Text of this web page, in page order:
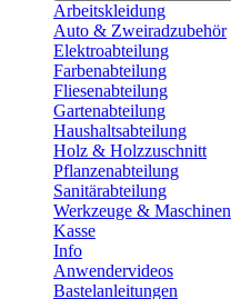
Arbeitskleidung
Auto & Zweiradzubehör
Elektroabteilung
Farbenabteilung
Fliesenabteilung
Gartenabteilung
Haushaltsabteilung
Holz & Holzzuschnitt
Pflanzenabteilung
Sanitärabteilung
Werkzeuge & Maschinen
Kasse
Info
Anwendervideos
Bastelanleitungen